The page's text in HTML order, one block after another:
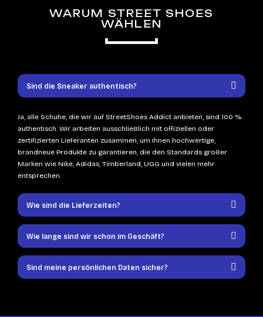
WARUM STREET SHOES
WÄHLEN
Sind die Sneaker authentisch?
Ja, alle Schuhe, die wir auf StreetShoes Addict anbieten, sind 100 %
authentisch. Wir arbeiten ausschließlich mit offiziellen oder
zertifizierten Lieferanten zusammen, um Ihnen hochwertige,
brandneue Produkte zu garantieren, die den Standards großer
Marken wie Nike, Adidas, Timberland, UGG und vielen mehr
entsprechen.
Wie sind die Lieferzeiten?
Wie lange sind wir schon im Geschäft?
Sind meine persönlichen Daten sicher?